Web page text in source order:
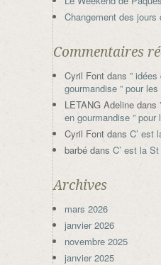
Changement des jours
Commentaires
Cyril Font dans ”
gourmandise ” pour
LETANG Adeline dans
en gourmandise ”
Cyril Font dans C’ est
barbé dans C’ est la
Archives
mars 2026
janvier 2026
novembre 2025
janvier 2025